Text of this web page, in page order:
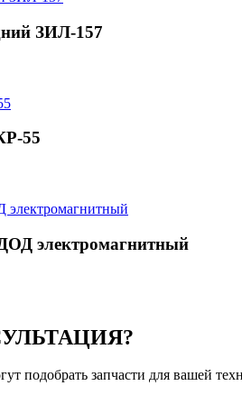
ЗИЛ-157
55
электромагнитный
подобрать запчасти для вашей